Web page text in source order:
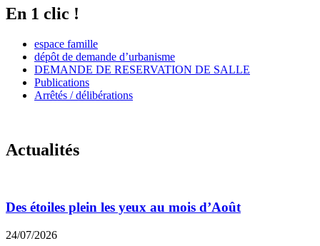
En 1 clic !
espace famille
dépôt de demande d’urbanisme
DEMANDE DE RESERVATION DE SALLE
Publications
Arrêtés / délibérations
Actualités
Des étoiles plein les yeux au mois d’Août
24/07/2026